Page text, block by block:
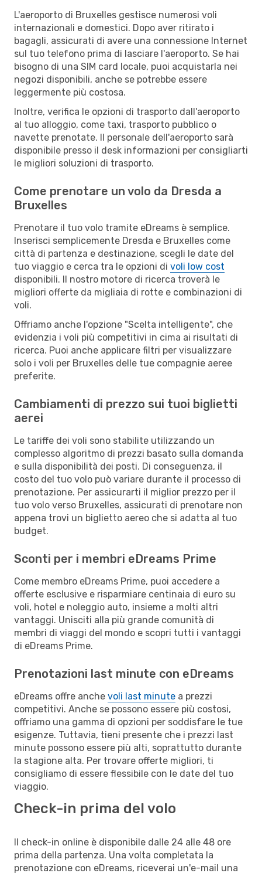
L'aeroporto di Bruxelles gestisce numerosi voli
internazionali e domestici. Dopo aver ritirato i
bagagli, assicurati di avere una connessione Internet
sul tuo telefono prima di lasciare l'aeroporto. Se hai
bisogno di una SIM card locale, puoi acquistarla nei
negozi disponibili, anche se potrebbe essere
leggermente più costosa.
Inoltre, verifica le opzioni di trasporto dall'aeroporto
al tuo alloggio, come taxi, trasporto pubblico o
navette prenotate. Il personale dell'aeroporto sarà
disponibile presso il desk informazioni per consigliarti
le migliori soluzioni di trasporto.
Come prenotare un volo da Dresda a
Bruxelles
Prenotare il tuo volo tramite eDreams è semplice.
Inserisci semplicemente Dresda e Bruxelles come
città di partenza e destinazione, scegli le date del
tuo viaggio e cerca tra le opzioni di voli low cost
disponibili. Il nostro motore di ricerca troverà le
migliori offerte da migliaia di rotte e combinazioni di
voli.
Offriamo anche l'opzione "Scelta intelligente", che
evidenzia i voli più competitivi in cima ai risultati di
ricerca. Puoi anche applicare filtri per visualizzare
solo i voli per Bruxelles delle tue compagnie aeree
preferite.
Cambiamenti di prezzo sui tuoi biglietti
aerei
Le tariffe dei voli sono stabilite utilizzando un
complesso algoritmo di prezzi basato sulla domanda
e sulla disponibilità dei posti. Di conseguenza, il
costo del tuo volo può variare durante il processo di
prenotazione. Per assicurarti il miglior prezzo per il
tuo volo verso Bruxelles, assicurati di prenotare non
appena trovi un biglietto aereo che si adatta al tuo
budget.
Sconti per i membri eDreams Prime
Come membro eDreams Prime, puoi accedere a
offerte esclusive e risparmiare centinaia di euro su
voli, hotel e noleggio auto, insieme a molti altri
vantaggi. Unisciti alla più grande comunità di
membri di viaggi del mondo e scopri tutti i vantaggi
di eDreams Prime.
Prenotazioni last minute con eDreams
eDreams offre anche voli last minute a prezzi
competitivi. Anche se possono essere più costosi,
offriamo una gamma di opzioni per soddisfare le tue
esigenze. Tuttavia, tieni presente che i prezzi last
minute possono essere più alti, soprattutto durante
la stagione alta. Per trovare offerte migliori, ti
consigliamo di essere flessibile con le date del tuo
viaggio.
Check-in prima del volo
Il check-in online è disponibile dalle 24 alle 48 ore
prima della partenza. Una volta completata la
prenotazione con eDreams, riceverai un'e-mail una